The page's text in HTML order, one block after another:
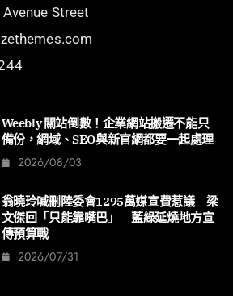
Street
Weebly 關站倒數！企業網站搬遷不能只
備份，網域、SEO與新官網都要一起處理
2026/08/03
翁曉玲喊刪陸委會1295萬媒宣費惹議 梁
文傑回「只能靠嘴巴」 藍綠延燒地方宣
傳預算戰
2026/07/31